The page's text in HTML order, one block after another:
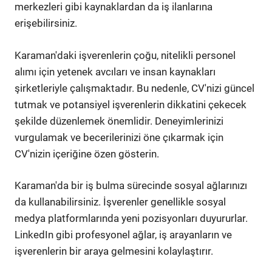
merkezleri gibi kaynaklardan da iş ilanlarına
erişebilirsiniz.
Karaman'daki işverenlerin çoğu, nitelikli personel
alımı için yetenek avcıları ve insan kaynakları
şirketleriyle çalışmaktadır. Bu nedenle, CV'nizi güncel
tutmak ve potansiyel işverenlerin dikkatini çekecek
şekilde düzenlemek önemlidir. Deneyimlerinizi
vurgulamak ve becerilerinizi öne çıkarmak için
CV'nizin içeriğine özen gösterin.
Karaman'da bir iş bulma sürecinde sosyal ağlarınızı
da kullanabilirsiniz. İşverenler genellikle sosyal
medya platformlarında yeni pozisyonları duyururlar.
LinkedIn gibi profesyonel ağlar, iş arayanların ve
işverenlerin bir araya gelmesini kolaylaştırır.